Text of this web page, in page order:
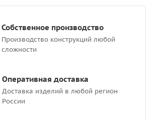
Собственное производство
Производство конструкций любой
сложности
Оперативная доставка
Доставка изделий в любой регион
России